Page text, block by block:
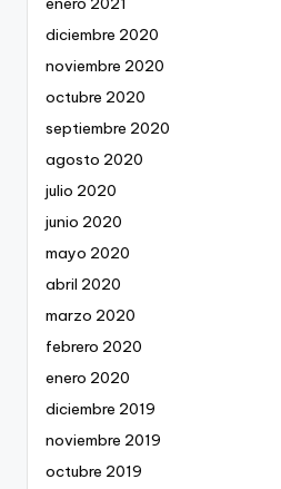
diciembre 2020
noviembre 2020
octubre 2020
septiembre 2020
agosto 2020
julio 2020
junio 2020
mayo 2020
abril 2020
marzo 2020
febrero 2020
enero 2020
diciembre 2019
noviembre 2019
octubre 2019